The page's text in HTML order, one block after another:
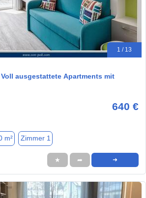
1 / 13
ausgestattete Apartments mit
640 €
m² Zimmer 1
★ ➦ ➜